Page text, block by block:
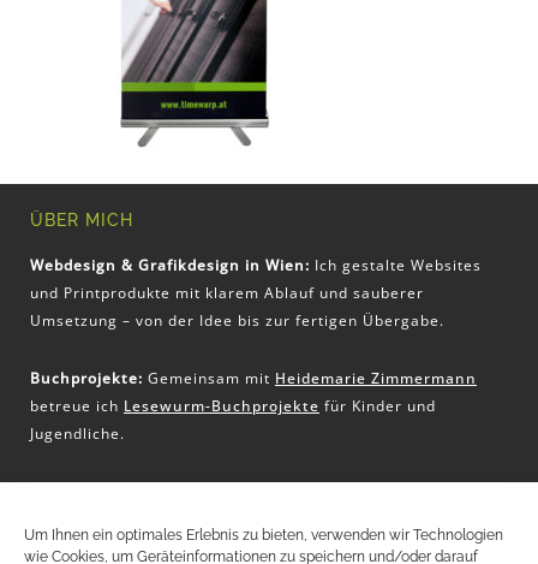
Um Ihnen ein optimales Erlebnis zu bieten, verwenden wir Technologien
wie Cookies, um Geräteinformationen zu speichern und/oder darauf
ÜBER MICH
Webdesign & Grafikdesign in Wien: Ich gestalte Websites
und Printprodukte mit klarem Ablauf und sauberer
Umsetzung – von der Idee bis zur fertigen Übergabe.
Buchprojekte: Gemeinsam mit Heidemarie Zimmermann
betreue ich Lesewurm-Buchprojekte für Kinder und
Jugendliche.